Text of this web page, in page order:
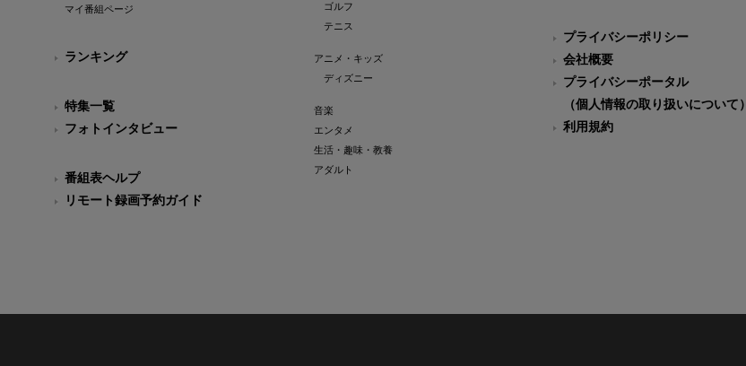
マイ番組ページ
ランキング
特集一覧
フォトインタビュー
番組表ヘルプ
リモート録画予約ガイド
ゴルフ
テニス
アニメ・キッズ
ディズニー
音楽
エンタメ
生活・趣味・教養
アダルト
プライバシーポリシー
会社概要
プライバシーポータル
（個人情報の取り扱いについて）
利用規約